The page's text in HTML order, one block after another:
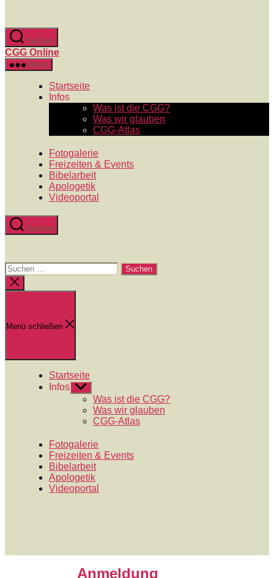
springen
Suchen
CGG Online
Menü
Startseite
Infos
Was ist die CGG?
Was wir glauben
CGG-Atlas
Fotogalerie
Freizeiten & Events
Bibelarbeit
Apologetik
Videoportal
Suchen
Suchen
nach:
Suche
schließen
Menü schließen
Startseite
Infos Untermenü
anzeigenWas ist die CGG?
Was wir glauben
CGG-Atlas
Fotogalerie
Freizeiten & Events
Bibelarbeit
Apologetik
Videoportal
Anmeldung